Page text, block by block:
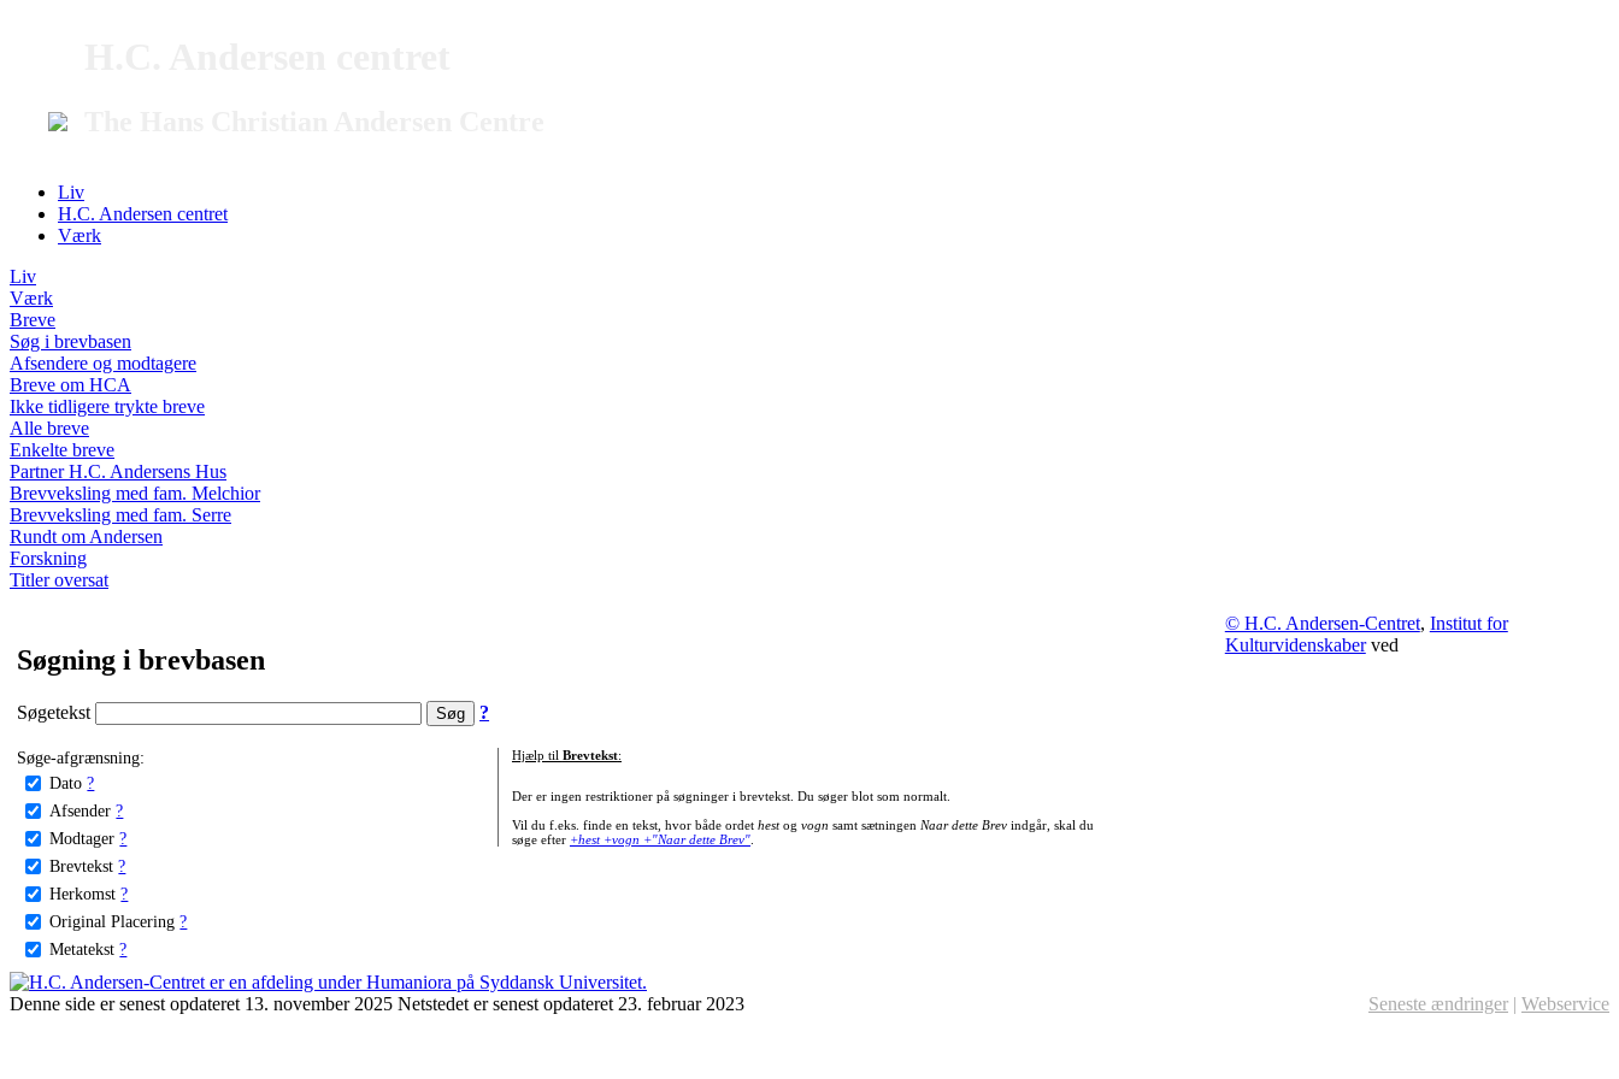
Liv
H.C. Andersen centret
Værk
Liv
Værk
Breve
Søg i brevbasen
Afsendere og modtagere
Breve om HCA
Ikke tidligere trykte breve
Alle breve
Enkelte breve
Partner H.C. Andersens Hus
Brevveksling med fam. Melchior
Brevveksling med fam. Serre
Rundt om Andersen
Forskning
Titler oversat
Søgning i brevbasen
Søgetekst ?
Søge-afgrænsning:
Dato ?
Afsender ?
Modtager ?
Brevtekst ?
Herkomst ?
Original Placering ?
Metatekst ?
Hjælp til Brevtekst:
Der er ingen restriktioner på søgninger i brevtekst. Du søger blot som normalt.
Vil du f.eks. finde en tekst, hvor både ordet hestog vogn samt sætningen Naar dette Brevindgår, skal du
søge efter +hest +vogn +"Naar dette Brev".
© H.C. Andersen-Centret, Institut for
Kulturvidenskaberved
Denne side er senest opdateret 13. november 2025 Netstedet er senest opdateret 23. februar 2023 Seneste ændringer | Webservice